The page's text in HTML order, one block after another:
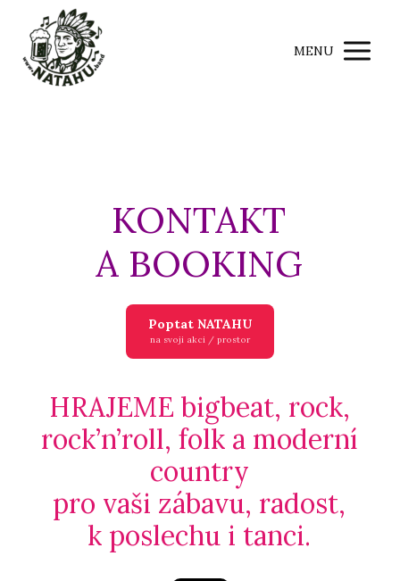
MENU
KONTAKT
A BOOKING
Poptat NATAHU
na svoji akci / prostor
HRAJEME bigbeat, rock,
rock’n’roll, folk a moderní
country
pro vaši zábavu, radost,
k poslechu i tanci.